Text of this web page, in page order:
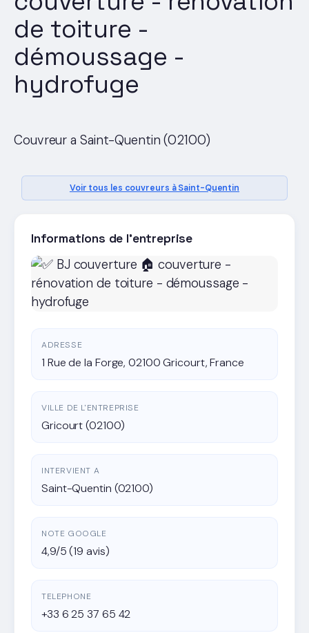
de toiture -
démoussage -
hydrofuge
Couvreur a Saint-Quentin (02100)
Voir tous les couvreurs à Saint-Quentin
Informations de l'entreprise
ADRESSE
1 Rue de la Forge, 02100 Gricourt, France
VILLE DE L'ENTREPRISE
Gricourt (02100)
INTERVIENT A
Saint-Quentin (02100)
NOTE GOOGLE
4,9/5 (19 avis)
TELEPHONE
+33 6 25 37 65 42